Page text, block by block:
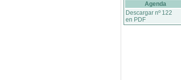
Agenda
Descargar nº 122
en PDF